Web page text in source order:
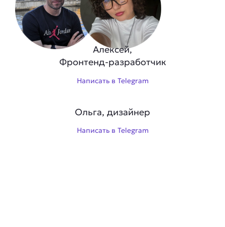
Алексей,
Фронтенд-разработчик
Написать в Telegram
Ольга, дизайнер
Написать в Telegram